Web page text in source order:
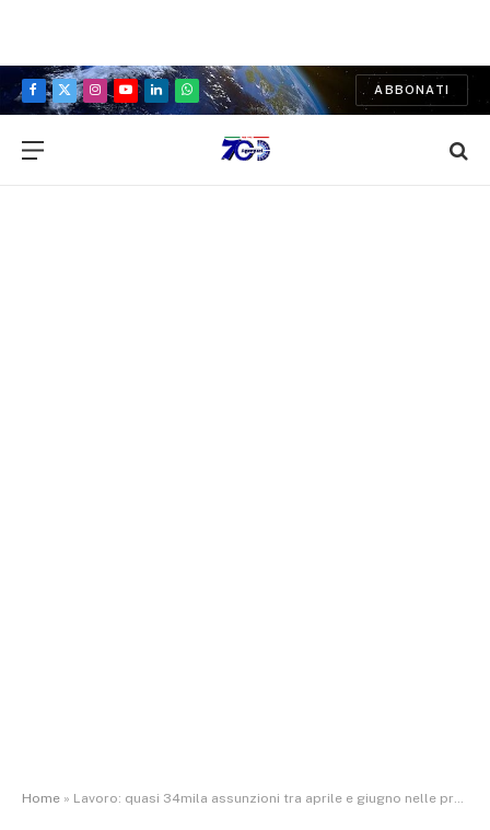
Facebook
X
Instagram
YouTubeLinkedInWhatsApp
ABBONATI
Home » Lavoro: quasi 34mila assunzioni tra aprile e giugno nelle province di Lucca, Massa-Carrara e Pisa